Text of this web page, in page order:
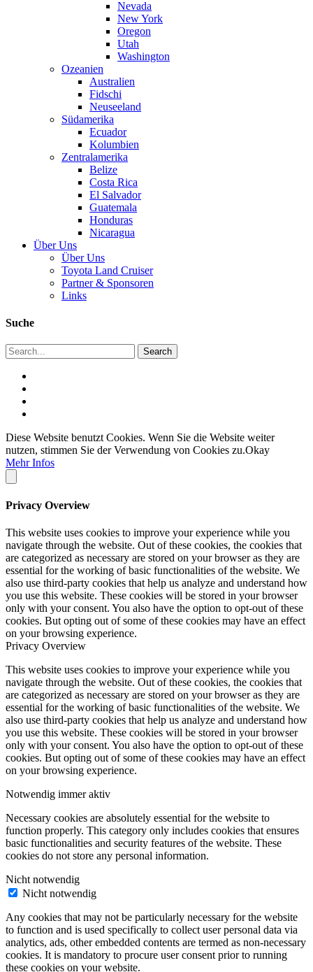
Nevada
New York
Oregon
Utah
Washington
Ozeanien
Australien
Fidschi
Neuseeland
Südamerika
Ecuador
Kolumbien
Zentralamerika
Belize
Costa Rica
El Salvador
Guatemala
Honduras
Nicaragua
Über Uns
Über Uns
Toyota Land Cruiser
Partner & Sponsoren
Links
Suche
Diese Website benutzt Cookies. Wenn Sie die Website weiter
nutzen, stimmen Sie der Verwendung von Cookies zu.Okay
Mehr Infos
Privacy Overview
This website uses cookies to improve your experience while you
navigate through the website. Out of these cookies, the cookies that
are categorized as necessary are stored on your browser as they are
essential for the working of basic functionalities of the website. We
also use third-party cookies that help us analyze and understand how
you use this website. These cookies will be stored in your browser
only with your consent. You also have the option to opt-out of these
cookies. But opting out of some of these cookies may have an effect
on your browsing experience.
Privacy Overview
This website uses cookies to improve your experience while you
navigate through the website. Out of these cookies, the cookies that
are categorized as necessary are stored on your browser as they are
essential for the working of basic functionalities of the website. We
also use third-party cookies that help us analyze and understand how
you use this website. These cookies will be stored in your browser
only with your consent. You also have the option to opt-out of these
cookies. But opting out of some of these cookies may have an effect
on your browsing experience.
Notwendig immer aktiv
Necessary cookies are absolutely essential for the website to
function properly. This category only includes cookies that ensures
basic functionalities and security features of the website. These
cookies do not store any personal information.
Nicht notwendig
Nicht notwendig
Any cookies that may not be particularly necessary for the website
to function and is used specifically to collect user personal data via
analytics, ads, other embedded contents are termed as non-necessary
cookies. It is mandatory to procure user consent prior to running
these cookies on your website.